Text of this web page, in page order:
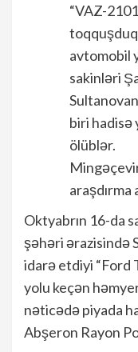
“VAZ-
avtomobil
sakinləri
biri hadisə
ölüblər.
araşdırma
Oktyabrın 16-da
şəhəri ərazisində
idarə etdiyi “Ford
yolu keçən
nəticədə piyada
Abşeron Rayon